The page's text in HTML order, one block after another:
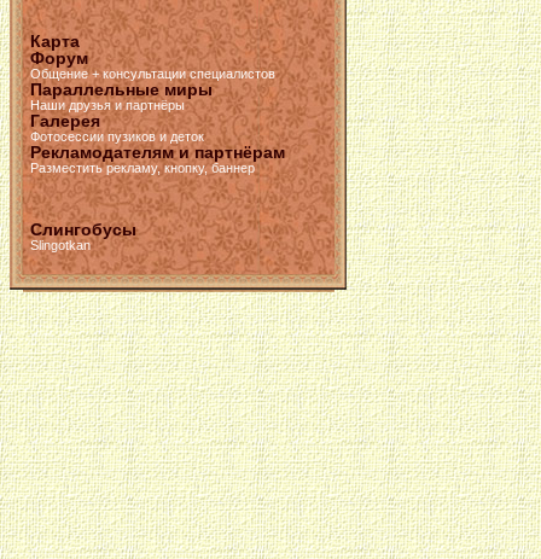
Карта
Форум
Общение + консультации специалистов
Параллельные миры
Наши друзья и партнёры
Галерея
Фотосессии пузиков и деток
Рекламодателям и партнёрам
Разместить рекламу, кнопку, баннер
Слингобусы
Slingotkan